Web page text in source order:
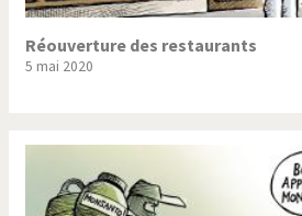
Réouverture des restaurants
5 mai 2020